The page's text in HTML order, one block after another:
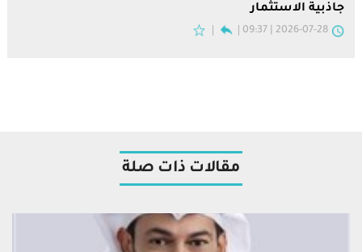
جاذبية الاستثمار
2026-07-28 | 09:37
مقالات ذات صلة